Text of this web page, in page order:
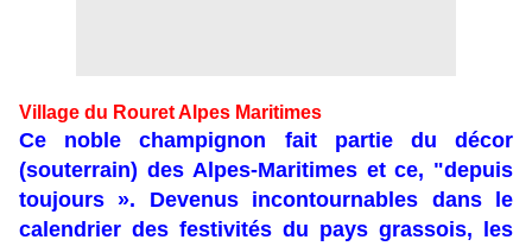
Village du Rouret Alpes Maritimes
Ce noble champignon fait partie du décor
(souterrain) des Alpes-Maritimes et ce, "depuis
toujours ». Devenus incontournables dans le
calendrier des festivités du pays grassois, les